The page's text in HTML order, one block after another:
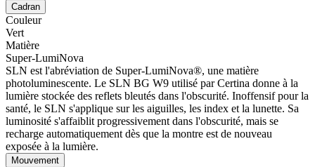
Cadran
Couleur
Vert
Matière
Super-LumiNova
SLN est l'abréviation de Super-LumiNova®, une matière
photoluminescente. Le SLN BG W9 utilisé par Certina donne à la
lumière stockée des reflets bleutés dans l'obscurité. Inoffensif pour la
santé, le SLN s'applique sur les aiguilles, les index et la lunette. Sa
luminosité s'affaiblit progressivement dans l'obscurité, mais se
recharge automatiquement dès que la montre est de nouveau
exposée à la lumière.
Mouvement